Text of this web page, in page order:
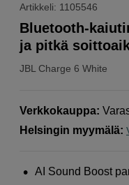
Artikkeli: 1105546
JBL Charge 6 White
Bluetooth-
ja pitkä
Verkkokauppa:
Helsingin myymälä:
AI Sound Boost